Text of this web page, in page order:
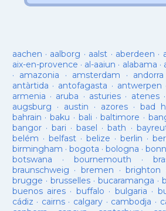
aachen · aalborg · aalst · aberdeen ·
aix-en-provence · al-aaiun · alabama ·
· amazonia · amsterdam · andorra
antàrtida · antofagasta · antwerpen
armenia · aruba · asturies· atenes·
augsburg · austin · azores·bad
bahrain ·baku · bali ·baltimore ·
bangor· bari ·basel ·bath ·
belém · belfast· belize · berlin ·
birmingham · bogota · bologna ·bonn
botswana · bournemouth ·
braunschweig · bremen ·brighton
brugge · brusselles· bucaramanga ·
buenos aires· buffalo · bulgaria ·
cádiz · cairns· calgary · cambodja ·